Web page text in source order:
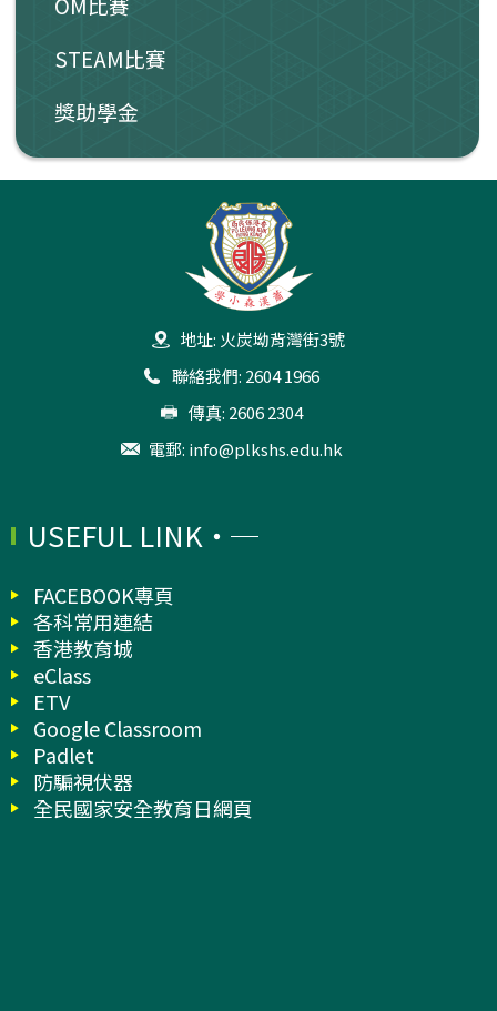
STEAM比賽
獎助學金
地址: 火炭坳背灣街3號
聯絡我們: 2604 1966
傳真: 2606 2304
電郵: info@plkshs.edu.hk
USEFUL LINK
FACEBOOK專頁
各科常用連結
香港教育城
eClass
ETV
Google Classroom
Padlet
防騙視伏器
全民國家安全教育日網頁